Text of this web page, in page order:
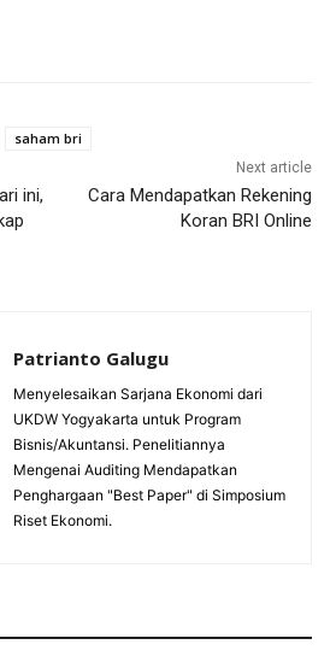
saham bri
ini,
Next article
Cara Mendapatkan Rekening
Koran BRI Online
Patrianto Galugu
Menyelesaikan Sarjana Ekonomi dari
UKDW Yogyakarta untuk Program
Bisnis/Akuntansi. Penelitiannya
Mengenai Auditing Mendapatkan
Penghargaan "Best Paper" di Simposium
Riset Ekonomi.